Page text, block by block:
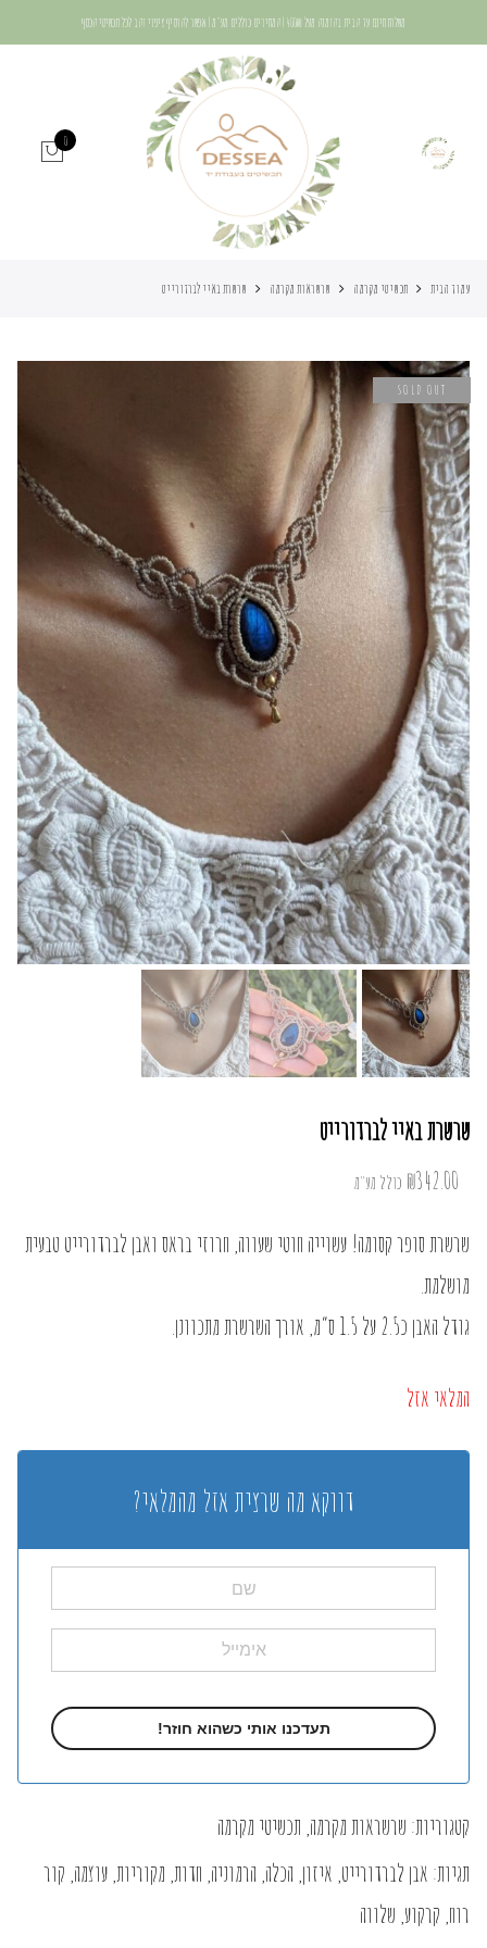
משלוח חינם עד הבית בהזמנה מעל 400₪ | המחירים כוללים מע"מ | אפשר להוסיף ציפוי זהב לכל תכשיטי הכסף
0
עמוד הבית תכשיטי מקרמה שרשראות מקרמה שרשרת באיי לברדורייט
SOLD OUT
שרשרת באיי לברדורייט
₪342.00 כולל מע"מ
שרשרת סופר קסומה! עשוייה חוטי שעווה, חרוזי בראס ואבן לברדורייט טבעית
מושלמת.
גודל האבן כ2.5 על 1.5 ס”מ, אורך השרשרת מתכוונן.
המלאי אזל
דווקא מה שרצית אזל מהמלאי?
קטגוריות: שרשראות מקרמה תכשיטי מקרמה
תגיות: אבן לברדורייט איזון הכלה הרמוניה חדות מקוריות עוצמה קור
רוח קרקוע שלווה